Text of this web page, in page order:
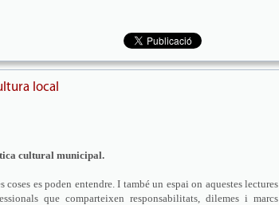
local
cultural municipal.
es poden entendre. I també un espai on aquestes lectures
que comparteixen responsabilitats, dilemes i marcs